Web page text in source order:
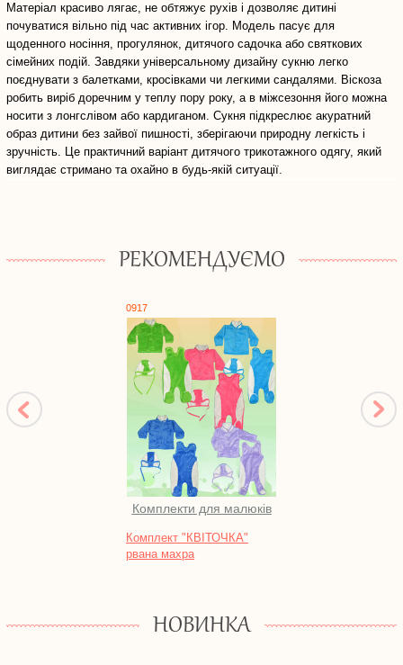
Матеріал красиво лягає, не обтяжує рухів і дозволяє дитині
почуватися вільно під час активних ігор. Модель пасує для
щоденного носіння, прогулянок, дитячого садочка або святкових
сімейних подій. Завдяки універсальному дизайну сукню легко
поєднувати з балетками, кросівками чи легкими сандалями. Віскоза
робить виріб доречним у теплу пору року, а в міжсезоння його можна
носити з лонгслівом або кардиганом. Сукня підкреслює акуратний
образ дитини без зайвої пишності, зберігаючи природну легкість і
зручність. Це практичний варіант дитячого трикотажного одягу, який
виглядає стримано та охайно в будь-якій ситуації.
РЕКОМЕНДУЄМО
0917
Комплекти для малюків
Комплект "КВІТОЧКА"
рвана махра
НОВИНКА